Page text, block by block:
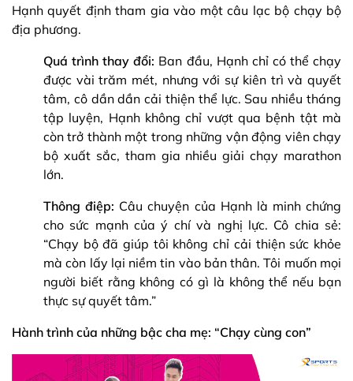
Hạnh quyết định tham gia vào một câu lạc bộ chạy bộ
địa phương.
Quá trình thay đổi: Ban đầu, Hạnh chỉ có thể chạy
được vài trăm mét, nhưng với sự kiên trì và quyết
tâm, cô dần dần cải thiện thể lực. Sau nhiều tháng
tập luyện, Hạnh không chỉ vượt qua bệnh tật mà
còn trở thành một trong những vận động viên chạy
bộ xuất sắc, tham gia nhiều giải chạy marathon
lớn.
Thông điệp: Câu chuyện của Hạnh là minh chứng
cho sức mạnh của ý chí và nghị lực. Cô chia sẻ:
“Chạy bộ đã giúp tôi không chỉ cải thiện sức khỏe
mà còn lấy lại niềm tin vào bản thân. Tôi muốn mọi
người biết rằng không có gì là không thể nếu bạn
thực sự quyết tâm.”
Hành trình của những bậc cha mẹ: “Chạy cùng con”